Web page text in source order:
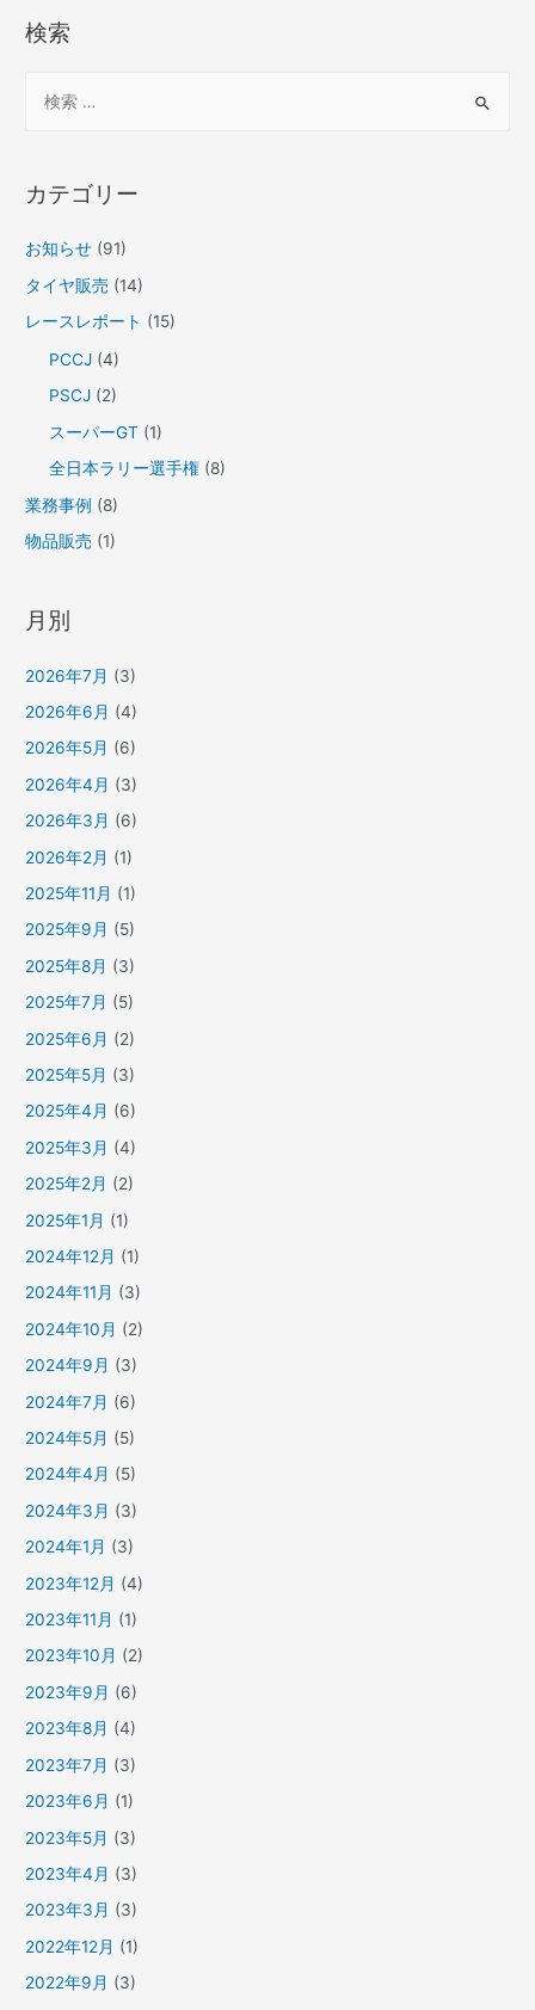
検索
カテゴリー
お知らせ (91)
タイヤ販売 (14)
レースレポート (15)
PCCJ (4)
PSCJ (2)
スーパーGT (1)
全日本ラリー選手権 (8)
業務事例 (8)
物品販売 (1)
月別
2026年7月 (3)
2026年6月 (4)
2026年5月 (6)
2026年4月 (3)
2026年3月 (6)
2026年2月 (1)
2025年11月 (1)
2025年9月 (5)
2025年8月 (3)
2025年7月 (5)
2025年6月 (2)
2025年5月 (3)
2025年4月 (6)
2025年3月 (4)
2025年2月 (2)
2025年1月 (1)
2024年12月 (1)
2024年11月 (3)
2024年10月 (2)
2024年9月 (3)
2024年7月 (6)
2024年5月 (5)
2024年4月 (5)
2024年3月 (3)
2024年1月 (3)
2023年12月 (4)
2023年11月 (1)
2023年10月 (2)
2023年9月 (6)
2023年8月 (4)
2023年7月 (3)
2023年6月 (1)
2023年5月 (3)
2023年4月 (3)
2023年3月 (3)
2022年12月 (1)
2022年9月 (3)